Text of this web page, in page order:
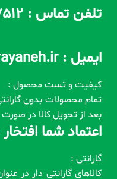
تلفن تماس : 02536617512 - 09126527173 - 09100557173 ساعات پاسخگویی : 10 الی 14 / 17 الی 22
ایمیل : shop@pardis-rayaneh.ir
کیفیت و تست محصول :
بعد از تحویل کالا در
اعتماد شما
گارانتی :
کالاهای گارانتی دار در